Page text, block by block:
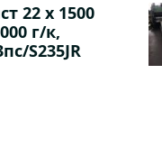
22 х 1500
г/к,
S235JR